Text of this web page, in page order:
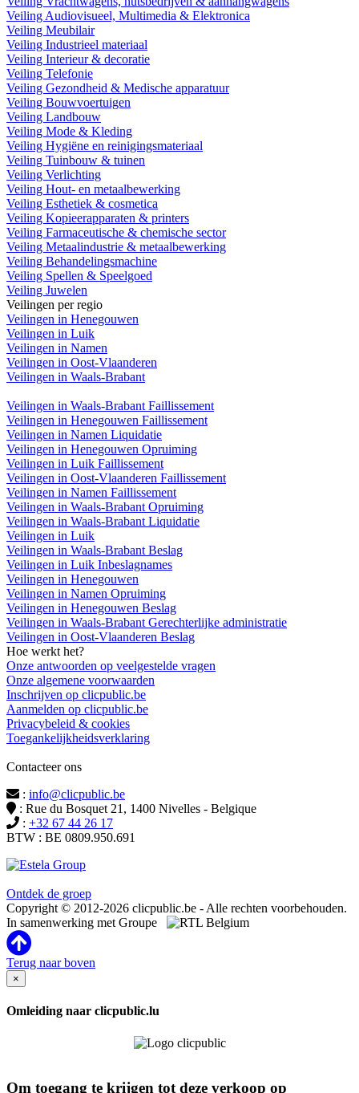
Veiling Audiovisueel, Multimedia & Elektronica
Veiling Meubilair
Veiling Industrieel materiaal
Veiling Interieur & decoratie
Veiling Telefonie
Veiling Gezondheid & Medische apparatuur
Veiling Bouwvoertuigen
Veiling Landbouw
Veiling Mode & Kleding
Veiling Hygiëne en reinigingsmateriaal
Veiling Tuinbouw & tuinen
Veiling Verlichting
Veiling Hout- en metaalbewerking
Veiling Esthetiek & cosmetica
Veiling Kopieerapparaten & printers
Veiling Farmaceutische & chemische sector
Veiling Metaalindustrie & metaalbewerking
Veiling Behandelingsmachine
Veiling Spellen & Speelgoed
Veiling Juwelen
Veilingen per regio
Veilingen in Henegouwen
Veilingen in Luik
Veilingen in Namen
Veilingen in Oost-Vlaanderen
Veilingen in Waals-Brabant
Veilingen in Waals-Brabant Faillissement
Veilingen in Henegouwen Faillissement
Veilingen in Namen Liquidatie
Veilingen in Henegouwen Opruiming
Veilingen in Luik Faillissement
Veilingen in Oost-Vlaanderen Faillissement
Veilingen in Namen Faillissement
Veilingen in Waals-Brabant Opruiming
Veilingen in Waals-Brabant Liquidatie
Veilingen in Luik
Veilingen in Waals-Brabant Beslag
Veilingen in Luik Inbeslagnames
Veilingen in Henegouwen
Veilingen in Namen Opruiming
Veilingen in Henegouwen Beslag
Veilingen in Waals-Brabant Gerechterlijke administratie
Veilingen in Oost-Vlaanderen Beslag
Hoe werkt het?
Onze antwoorden op veelgestelde vragen
Onze algemene voorwaarden
Inschrijven op clicpublic.be
Aanmelden op clicpublic.be
Privacybeleid & cookies
Toegankelijkheidsverklaring
Contacteer ons
: info@clicpublic.be
: Rue du Bosquet 21, 1400 Nivelles - Belgique
: +32 67 44 26 17
BTW : BE 0809.950.691
Ontdek de groep
Copyright © 2012-2026 clicpublic.be - Alle rechten voorbehouden.
In samenwerking met Groupe
Terug naar boven
×
Omleiding naar clicpublic.lu
Om toegang te krijgen tot deze verkoop op